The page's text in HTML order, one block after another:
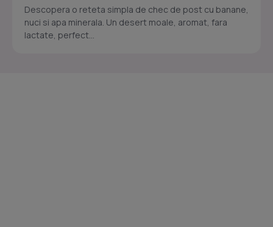
Descopera o reteta simpla de chec de post cu banane,
nuci si apa minerala. Un desert moale, aromat, fara
lactate, perfect...